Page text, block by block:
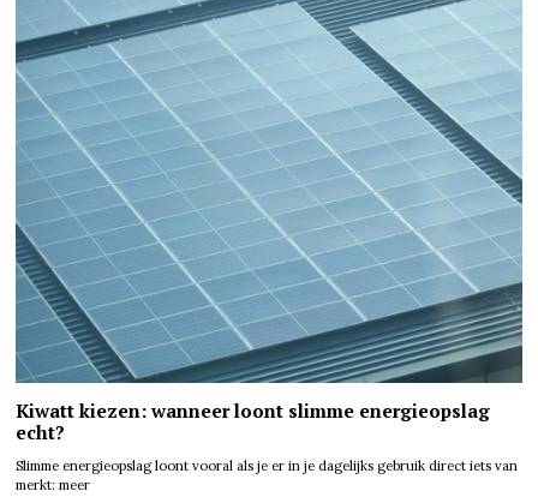
Kiwatt kiezen: wanneer loont slimme energieopslag
echt?
Slimme energieopslag loont vooral als je er in je dagelijks gebruik direct iets van
merkt: meer